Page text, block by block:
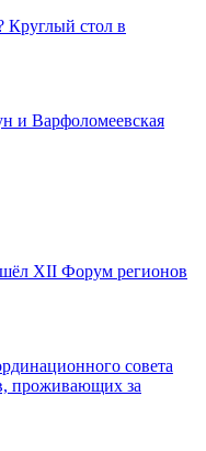
Круглый стол в
и Варфоломеевская
XII Форум регионов
совета
проживающих за